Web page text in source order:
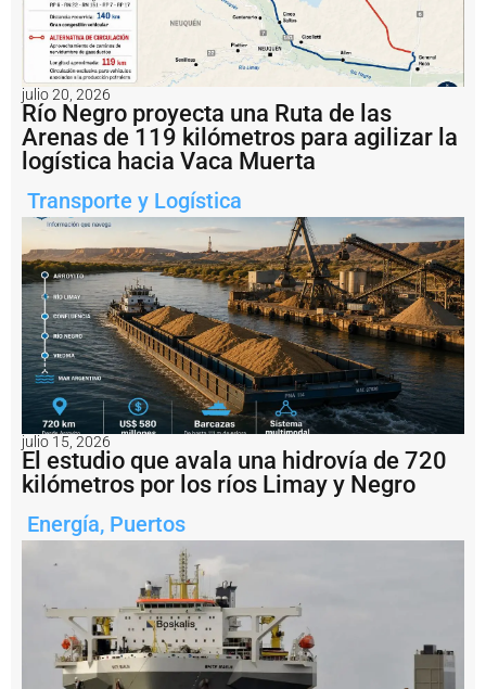
materiales
críticos
desarrollo
energético
argentino.
Notas
relacionadas
P
e
r
t
o
C
o
n
c
p
c
i
ó
d
e
julio 20, 2026
Río Negro proyecta una Ruta de las
Arenas de 119 kilómetros para agilizar la
logística hacia Vaca Muerta
Transporte y Logística
julio 15, 2026
El estudio que avala una hidrovía de 720
kilómetros por los ríos Limay y Negro
Energía, Puertos